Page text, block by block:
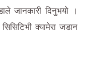
जानकारी दिनुभयो ।
क्यामेरा जडान